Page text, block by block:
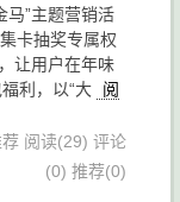
马”主题营销活
卡抽奖专属权
让用户在年味
利，以“大
阅
阅读(29) 评论
(0) 推荐(0)